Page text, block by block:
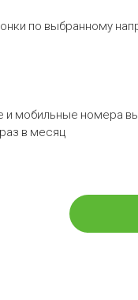
по выбранному
и мобильные номера
в месяц